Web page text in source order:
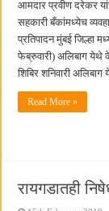
आमदार प्रवीण दरेकर
सहकारी बँकांमध्येच
प्रतिपादन मुंबई जिल्हा
फेब्रुवारी) अलिबाग येथे
शिबिर शनिवारी
Read More »
रायगडातही